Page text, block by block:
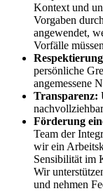
Kontext und
Vorgaben
angewendet,
Vorfälle
persönliche
angemessene
Transparenz:
Förderung
Team der
wir ein
Sensibilität im
Wir
und nehmen